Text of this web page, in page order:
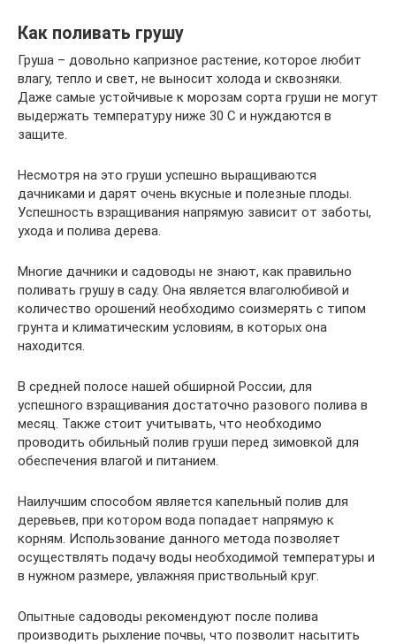
Как поливать грушу
Груша – довольно капризное растение, которое любит
влагу, тепло и свет, не выносит холода и сквозняки.
Даже самые устойчивые к морозам сорта груши не могут
выдержать температуру ниже 30 С и нуждаются в
защите.
Несмотря на это груши успешно выращиваются
дачниками и дарят очень вкусные и полезные плоды.
Успешность взращивания напрямую зависит от заботы,
ухода и полива дерева.
Многие дачники и садоводы не знают, как правильно
поливать грушу в саду. Она является влаголюбивой и
количество орошений необходимо соизмерять с типом
грунта и климатическим условиям, в которых она
находится.
В средней полосе нашей обширной России, для
успешного взращивания достаточно разового полива в
месяц. Также стоит учитывать, что необходимо
проводить обильный полив груши перед зимовкой для
обеспечения влагой и питанием.
Наилучшим способом является капельный полив для
деревьев, при котором вода попадает напрямую к
корням. Использование данного метода позволяет
осуществлять подачу воды необходимой температуры и
в нужном размере, увлажняя приствольный круг.
Опытные садоводы рекомендуют после полива
производить рыхление почвы, что позволит насытить